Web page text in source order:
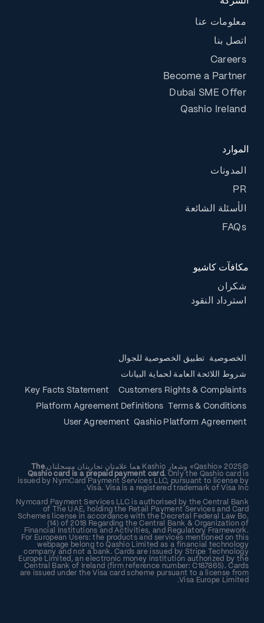
معلومات عنا
اتصل بنا
Careers
Become a Partner
Dubai SME Offer
Qashio Ireland
الموارد
المدونات
PR
الأسئلة الشائعة
FAQs
مكافآت كاشيو
شكران
استرداد النقود
الخصوصية
تطبيق الخصوصية للجوال
شروط اللائحة العامة لحماية البيانات
Customers Rights & Complaints
Key Facts Statement
Terms & Conditions
Platform Agreement Definitions
Qashio Platform Agreement
User Agreement
©2025 «Qashio» وشعار Kashio هما علامتان تجاريتان مسجلتان.
The
Qashio card is a prepaid payment card. Only the Qashio card is
issued by NymCard Payment Services LLC, pursuant to license by
Visa. Visa is a registered trademark of Visa Inc.
Nymcard Payment Services LLC is authorised by the Central Bank
of The UAE, holding the Retail Payment Services and Card
Schemes license in accordance with the Decretal Federal Law Bo.
(14) of 2018 Regarding the Central Bank & Organization of
Financial Institutions and Activities, and Regulatory Framework.
For European Users: the products and services mentioned on this
webpage belong to Qashio Limited as a financial technology
company and not a bank. Cards are issued by Stripe Technology
Europe Limited, an electronic money institution authorized by the
Central Bank of Ireland (firm reference number: C187865). Cards
are issued under the Visa card scheme pursuant to a license from
Visa Europe Limited.